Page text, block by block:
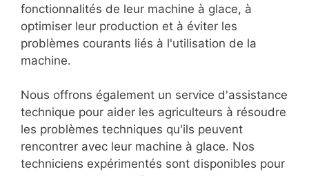
fonctionnalités de leur machine à glace, à
optimiser leur production et à éviter les
problèmes courants liés à l'utilisation de la
machine.
Nous offrons également un service d'assistance
technique pour aider les agriculteurs à résoudre
les problèmes techniques qu'ils peuvent
rencontrer avec leur machine à glace. Nos
techniciens expérimentés sont disponibles pour